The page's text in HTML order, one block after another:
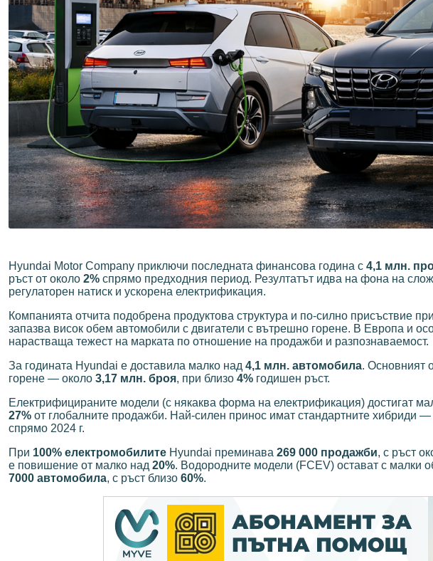
Hyundai Motor Company приключи последната финансова година с 4,1 млн.
ръст от около 2% спрямо предходния период. Резултатът идва на фона на
регулаторен натиск и ускорена електрификация.
Компанията отчита подобрена продуктова структура и по-силно присъствие
запазва висок обем автомобили с двигатели с вътрешно горене. В Европа и
нарастваща тежест на марката по отношение на продажби и разпознаваемост.
За годината Hyundai е доставила малко над 4,1 млн. автомобила. Основният
горене — около 3,17 млн. броя, при близо 4% годишен ръст.
Електрифицираните модели (с някаква форма на електрификация) достигат
27% от глобалните продажби. Най-силен принос имат стандартните хибриди
спрямо 2024 г.
При 100% електромобилите Hyundai преминава 269 000 продажби, с ръст
е повишение от малко над 20%. Водородните модели (FCEV) остават с малки
7000 автомобила, с ръст близо 60%.